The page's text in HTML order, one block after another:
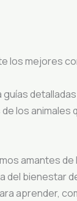
los mejores
los animales
amantes
bienestar
aprender,